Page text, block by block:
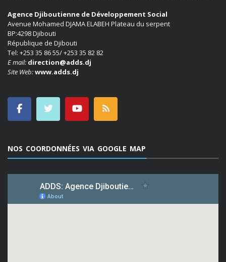
Agence Djiboutienne de Développement Social
Avenue Mohamed DJAMA ELABEH Plateau du serpent
BP:4298 Djibouti
République de Djibouti
Tel: +253 35 86 55/ +253 35 82 82
E mail: direction@adds.dj
Site Web:www.adds.dj
NOS COORDONNÉES VIA GOOGLE MAP